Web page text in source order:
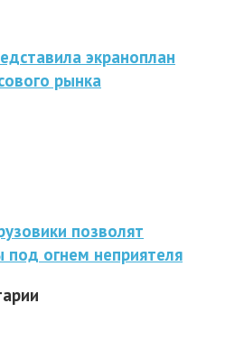
экраноплан
рынка
позволят
под огнем неприятеля